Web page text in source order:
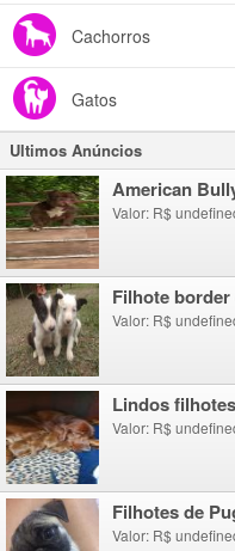
Cachorros
Gatos
Ultimos Anúncios
American
Valor: R$
Filhote
Valor: R$
lindos
Valor: R$
Filhotes de
Valor: R$